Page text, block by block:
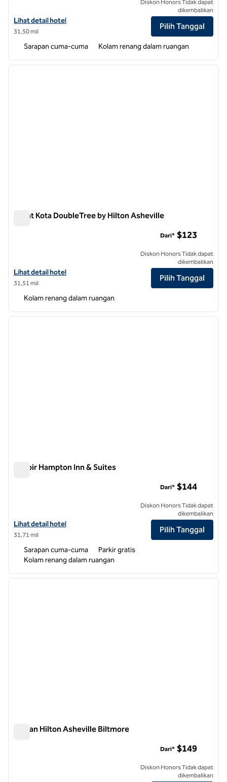
Lihat detail hotel untuk Embassy Suites by Hilton Asheville
Lihat detail hotel
31,50 mil
Diskon Honors Tidak dapat
dikembalikan
Pilih Tanggal
Sarapan cuma-cuma Kolam renang dalam ruangan
1 dari 12
Pusat Kota DoubleTree by Hilton Asheville
Lihat detail hotel untuk DoubleTree by Hilton Asheville Downtown
Lihat detail hotel
31,51 mil
Dari* $123
Diskon Honors Tidak dapat
dikembalikan
Pilih Tanggal
Kolam renang dalam ruangan
1 dari 12
Lenoir Hampton Inn & Suites
Lihat detail hotel untuk Hampton Inn & Suites Lenoir
Lihat detail hotel
31,71 mil
Dari* $144
Diskon Honors Tidak dapat
dikembalikan
Pilih Tanggal
Sarapan cuma-cuma
Parkir gratis
Kolam renang dalam ruangan
1 dari 12
Taman Hilton Asheville Biltmore
Dari* $149
Diskon Honors Tidak dapat
dikembalikan